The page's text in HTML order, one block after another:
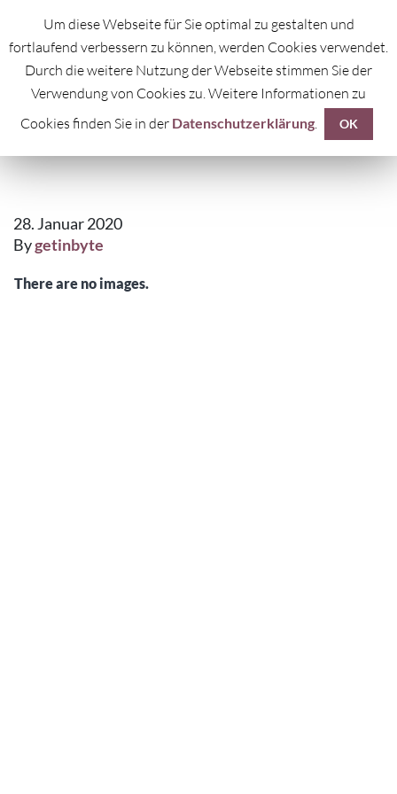
NEUJAHRSFEST
28. Januar 2020
Bygetinbyte
There are no images.
Um diese Webseite für Sie optimal zu gestalten und
fortlaufend verbessern zu können, werden Cookies verwendet.
Durch die weitere Nutzung der Webseite stimmen Sie der
Verwendung von Cookies zu. Weitere Informationen zu
Cookies finden Sie in der Datenschutzerklärung. OK